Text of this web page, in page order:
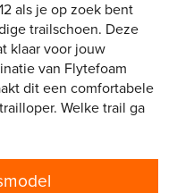
als je op zoek bent
trailschoen. Deze
klaar voor jouw
van Flytefoam
dit een comfortabele
Welke trail ga